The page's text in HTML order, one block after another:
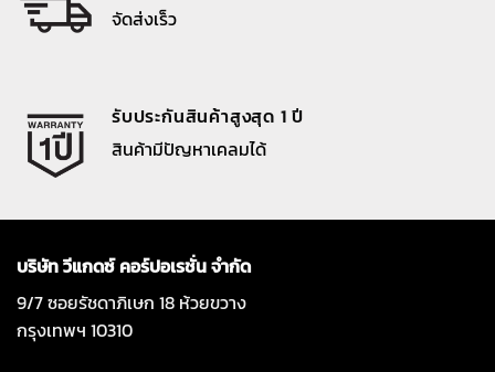
จัดส่งเร็ว
รับประกันสินค้าสูงสุด 1 ปี
สินค้ามีปัญหาเคลมได้
บริษัท วีแกดซ์ คอร์ปอเรชั่น จำกัด
9/7 ซอยรัชดาภิเษก 18 ห้วยขวาง
กรุงเทพฯ 10310